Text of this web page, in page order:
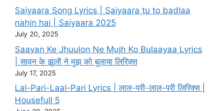
Saiyaara Song Lyrics | Saiyaara tu to badlaa
nahin hai | Saiyaara 2025
July 20, 2025
Saavan Ke Jhuulon Ne Mujh Ko Bulaayaa Lyrics
| सावन के झूलों ने मुझ को बुलाया लिरिक्स
July 17, 2025
Lal-Pari-Laal-Pari Lyrics | लाल-परी-लाल-परी लिरिक्स |
Housefull 5